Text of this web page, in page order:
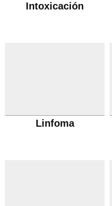
Intoxicación
Linfoma